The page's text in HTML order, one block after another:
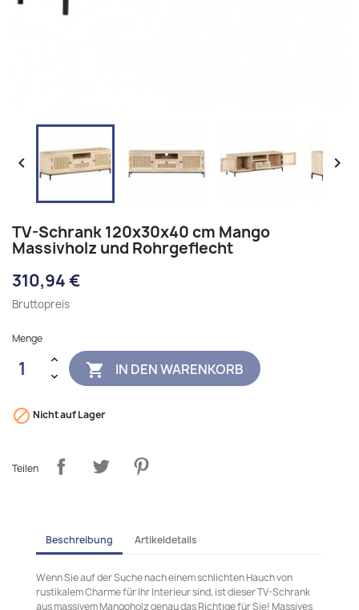
 
TV-Schrank 120x30x40 cm Mango
Massivholz und Rohrgeflecht
310,94 €
Bruttopreis
Menge
 IN DEN WARENKORB
 Nicht auf Lager
Teilen
Beschreibung Artikeldetails
Wenn Sie auf der Suche nach einem schlichten Hauch von
rustikalem Charme für Ihr Interieur sind, ist dieser TV-Schrank
aus massivem Mangoholz genau das Richtige für Sie! Massives